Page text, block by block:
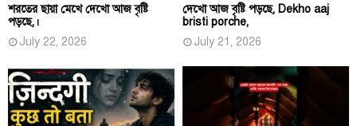
শরতের ছায়া মেখে দেখো আজ বৃষ্টি
পড়ছে,।
July 22, 2026
দেখো আজ বৃষ্টি পড়ছে, Dekho aaj
bristi porche,
July 21, 2026